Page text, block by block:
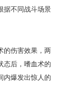
据不同战斗场景
的伤害效果，两
态后，嗜血术的
内爆发出惊人的